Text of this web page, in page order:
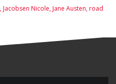
,Jacobsen Nicole,Jane Austen,road